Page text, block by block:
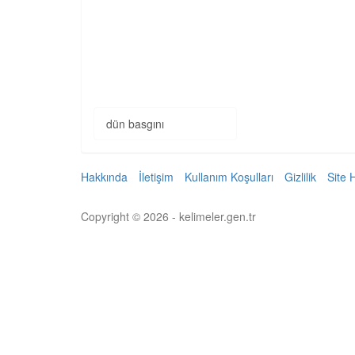
dün basgını
Hakkında İletişim Kullanım Koşulları Gizlilik Site
Copyright © 2026 - kelimeler.gen.tr